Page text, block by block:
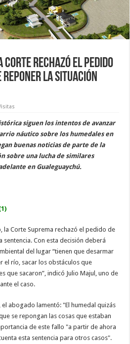
rechazó el pedido
reponer la situación
siguen los intentos de avanzar
náutico sobre los humedales en
buenas noticias de parte de la
sobre una lucha de similares
en Gualeguaychú.
la Corte Suprema rechazó el pedido de
sentencia. Con esta decisión deberá
del lugar “tienen que desarmar
el río, sacar los obstáculos que
que sacaron”, indicó Julio Majul, uno de
el caso.
, el abogado lamentó: "El humedal quizás
se repongan las cosas que estaban
de este fallo "a partir de ahora
esta sentencia para otros casos".